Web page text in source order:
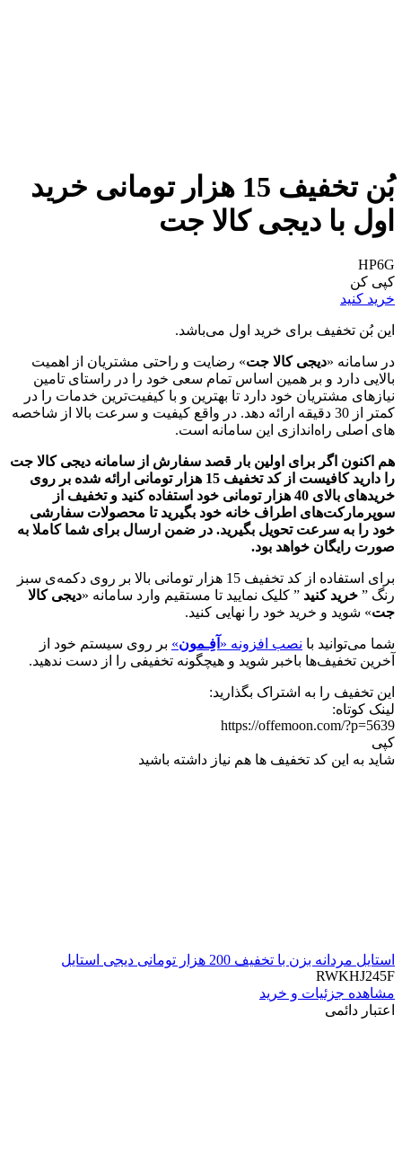
بُن تخفیف 15 هزار تومانی خرید
اول با دیجی کالا جت
HP6G
کپی کن
خرید کنید
این بُن تخفیف برای خرید اول می‌باشد.
در سامانه «دیجی کالا جت» رضایت و راحتی مشتریان از اهمیت
بالایی دارد و بر همین اساس تمام سعی خود را در راستای تامین
نیازهای مشتریان خود دارد تا بهترین و با کیفیت‌ترین خدمات را در
کمتر از 30 دقیقه ارائه دهد. در واقع کیفیت و سرعت بالا از شاخصه
های اصلی راه‌اندازی این سامانه است.
هم اکنون اگر برای اولین بار قصد سفارش از سامانه دیجی کالا جت
را دارید کافیست از کد تخفیف 15 هزار تومانی ارائه شده بر روی
خریدهای بالای 40 هزار تومانی خود استفاده کنید و تخفیف از
سوپرمارکت‌های اطراف خانه خود بگیرید تا محصولات سفارشی
خود را به سرعت تحویل بگیرید. در ضمن ارسال برای شما کاملا به
صورت رایگان خواهد بود.
برای استفاده از کد تخفیف 15 هزار تومانی بالا بر روی دکمه‌ی سبز
رنگ ” خرید کنید ” کلیک نمایید تا مستقیم وارد سامانه «دیجی کالا
جت» شوید و خرید خود را نهایی کنید.
شما می‌توانید با نصب افزونه « آفِـمون» بر روی سیستم خود از
آخرین تخفیف‌ها باخبر شوید و هیچگونه تخفیفی را از دست ندهید.
این تخفیف را به اشتراک بگذارید:
لینک کوتاه:
https://offemoon.com/?p=5639
کپی
شاید به این کد تخفیف ها هم نیاز داشته باشید
استایل مردانه بزن با تخفیف 200 هزار تومانی دیجی استایل
RWKHJ245F
مشاهده جزئیات و خرید
اعتبار دائمی